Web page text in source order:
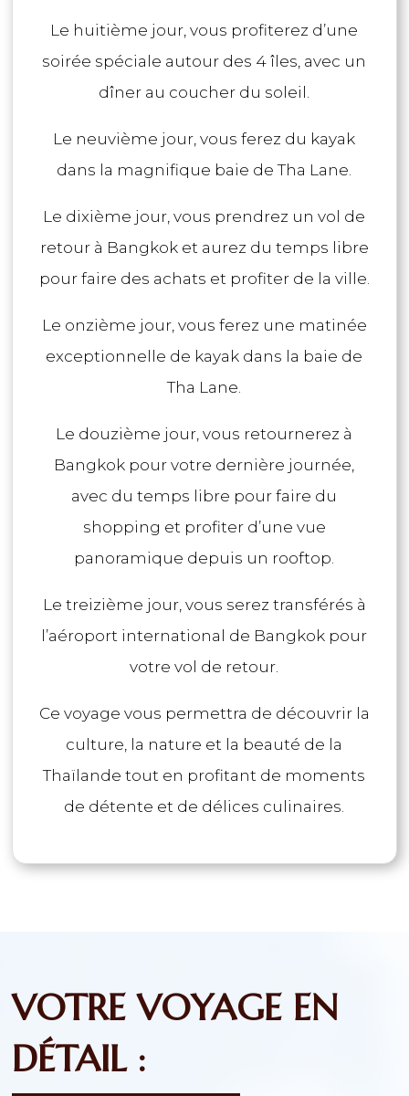
Le huitième jour, vous profiterez d’une
soirée spéciale autour des 4 îles, avec un
dîner au coucher du soleil.
Le neuvième jour, vous ferez du kayak
dans la magnifique baie de Tha Lane.
Le dixième jour, vous prendrez un vol de
retour à Bangkok et aurez du temps libre
pour faire des achats et profiter de la ville.
Le onzième jour, vous ferez une matinée
exceptionnelle de kayak dans la baie de
Tha Lane.
Le douzième jour, vous retournerez à
Bangkok pour votre dernière journée,
avec du temps libre pour faire du
shopping et profiter d’une vue
panoramique depuis un rooftop.
Le treizième jour, vous serez transférés à
l’aéroport international de Bangkok pour
votre vol de retour.
Ce voyage vous permettra de découvrir la
culture, la nature et la beauté de la
Thaïlande tout en profitant de moments
de détente et de délices culinaires.
VOTRE VOYAGE EN
DÉTAIL :